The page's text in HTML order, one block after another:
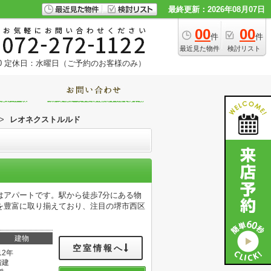
最終更新：2026年08月07日
00件
最近見た物件
00件
検討リスト
定休日：水曜日（ご予約のお客様のみ）
> レオネクストルルド
パートです。駅から徒歩7分にある物
富に取り揃えており、注目の堺市西区
建物
年
建
空室情報へ